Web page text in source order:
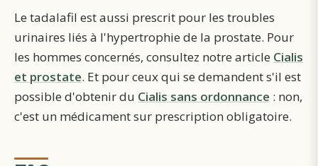
Le tadalafil est aussi prescrit pour les troubles
urinaires liés à l'hypertrophie de la prostate. Pour
les hommes concernés, consultez notre article Cialis
et prostate. Et pour ceux qui se demandent s'il est
possible d'obtenir du Cialis sans ordonnance : non,
c'est un médicament sur prescription obligatoire.